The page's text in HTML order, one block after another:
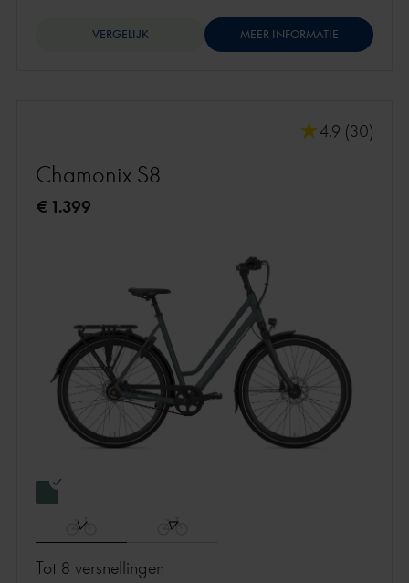
VERGELIJK MEER INFORMATIE
4.9 (30)
Chamonix S8
€ 1.399
Tot 8 versnellingen